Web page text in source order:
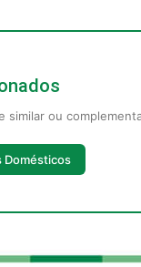
similar ou
Domésticos